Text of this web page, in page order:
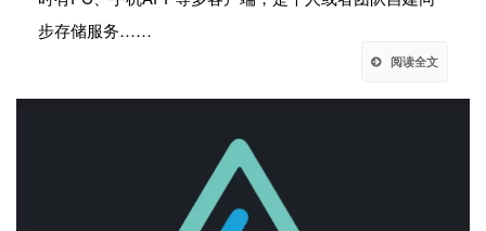
步存储服务……
阅读全文